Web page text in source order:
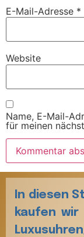
E-Mail-Adresse *
Website
Name, E-Mail-
für meinen
In diesen
kaufen wir